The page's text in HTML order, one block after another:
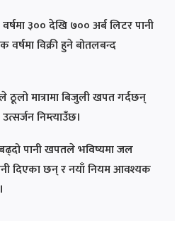
३०० देखि ७०० अर्ब लिटर पानी
विक्री हुने बोतलबन्द
मात्रामा बिजुली खपत गर्दछन्
निम्त्याउँछ।
पानी खपतले भविष्यमा जल
दिएका छन् र नयाँ नियम आवश्यक